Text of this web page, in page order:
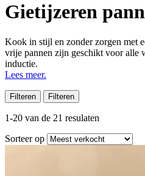
Gietijzeren
Kook in stijl en zonder zorgen met
vrije pannen zijn geschikt voor alle
inductie.
Lees meer.
Filteren Filteren
1-20 van de 21 resulaten
Sorteer op